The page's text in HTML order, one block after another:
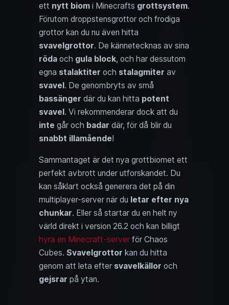
ett nytt biom i Minecrafts grottsystem.
Förutom droppstensgrottor och frodiga
grottor kan du nu även hitta
svavelgrottor. De kännetecknas av sina
röda och gula block, och har dessutom
egna stalaktiter och stalagmiter av
svavel. De genombryts av små
bassänger där du kan hitta potent
svavel. Vi rekommenderar dock att du
inte går och badar där, för då blir du
snabbt illamående!
Sammantaget är det nya grottbiomet ett
perfekt avbrott under utforskandet. Du
kan såklart också generera det på din
multiplayer-server när du letar efter nya
chunkar. Eller så startar du en helt ny
värld direkt i version 26.2 och kan billigt
hyra en Minecraft-server för Chaos
Cubes. Svavelgrottor kan du hitta
genom att leta efter svavelkällor och
gejsrar på ytan.